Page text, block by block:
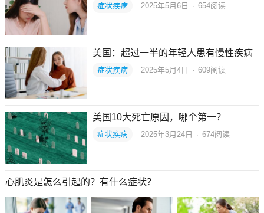
症状疾病 2025年5月6日 · 654阅读
美国：超过一半的年轻人患有慢性疾病
症状疾病 2025年5月4日 · 609阅读
美国10大死亡原因，哪个第一？
症状疾病 2025年3月24日 · 674阅读
心肌炎是怎么引起的？有什么症状？